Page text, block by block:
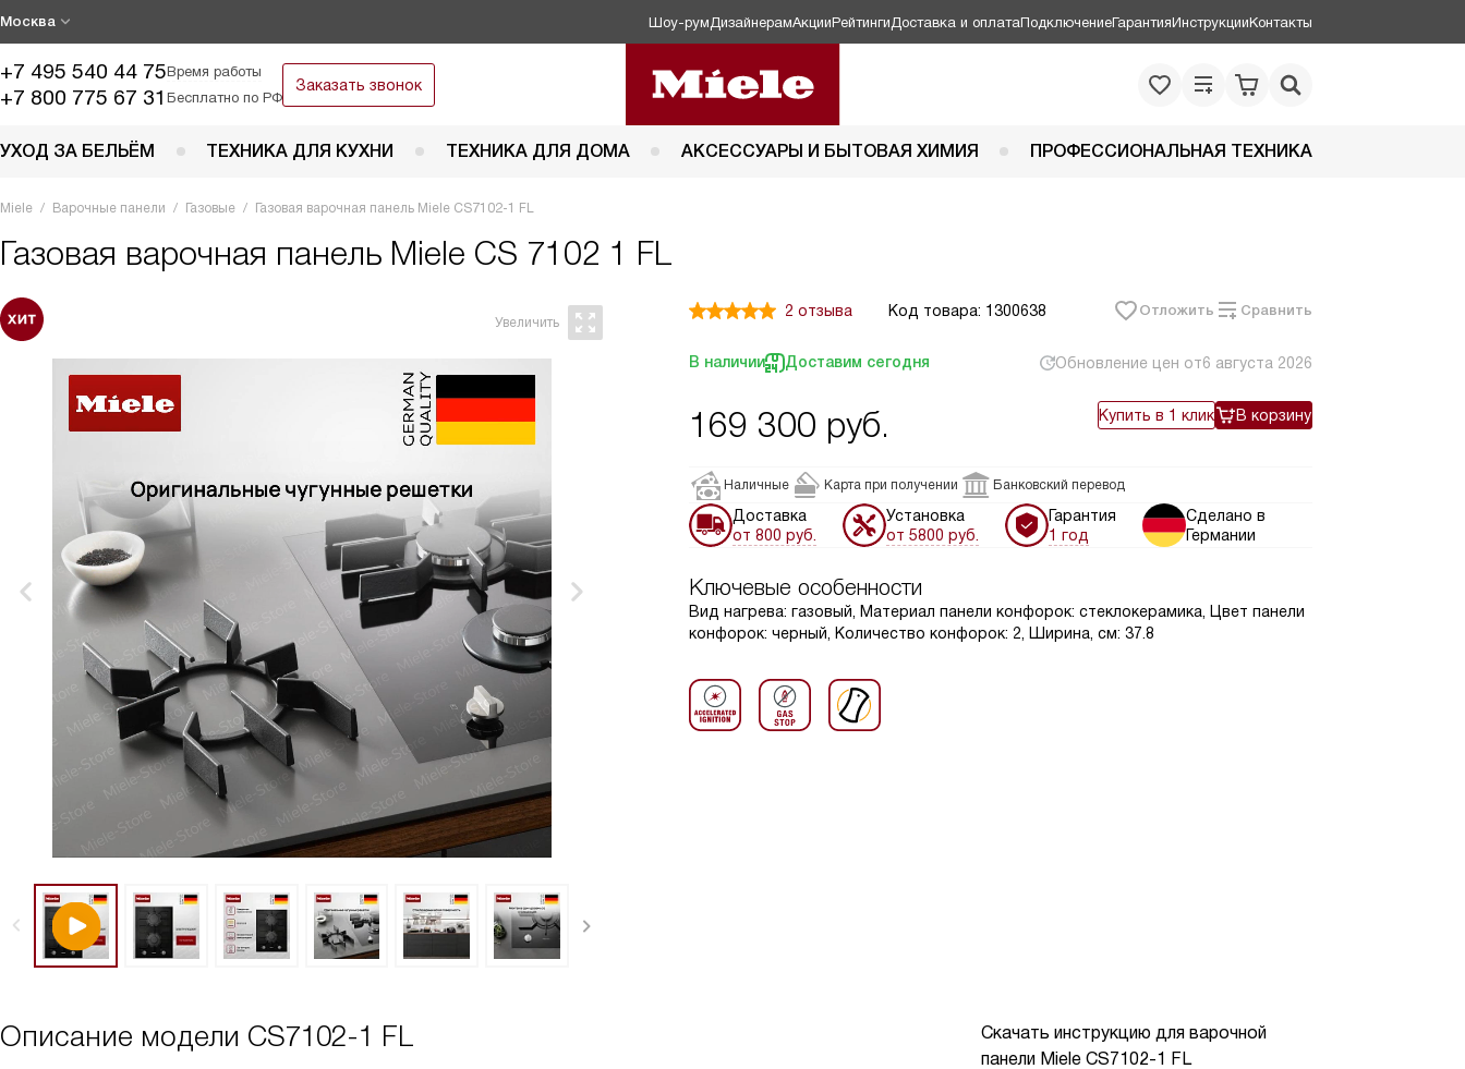
Москва Шоу-рум ДизайнерамАкцииРейтинги Доставка и оплатаПодключениеГарантияИнструкцииКонтакты
+7 495 540 44 75Время работы
+7 800 775 67 31 Бесплатно по РФ
Заказать звонок
УХОД ЗА БЕЛЬЁМ ТЕХНИКА ДЛЯ КУХНИ ТЕХНИКА ДЛЯ ДОМА АКСЕССУАРЫ И БЫТОВАЯ ХИМИЯ ПРОФЕССИОНАЛЬНАЯ ТЕХНИКА
Miele Варочные панели Газовые Газовая варочная панель Miele CS7102-1 FL
Газовая варочная панель Miele CS 7102 1 FL
2 отзыва Код товара: 1300638 Отложить Сравнить
В наличии Доставим сегодня Обновление цен от6 августа 2026
169 300 руб. Купить в 1 клик В корзину
Наличные Карта при получении Банковский перевод
Доставка
от 800 руб.
Установка
от 5800 руб.
Гарантия
1 год
Сделано в
Германии
Ключевые особенности
Вид нагрева: газовый, Материал панели конфорок: стеклокерамика, Цвет панели
конфорок: черный, Количество конфорок: 2, Ширина, см: 37.8
Скачать инструкцию для варочной
панели Miele CS7102-1 FL
Описание модели CS7102-1 FL